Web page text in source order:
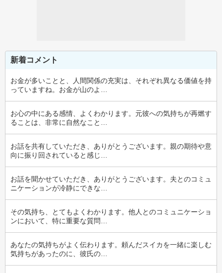
新着コメント
お金が多いことと、人間関係の充実は、それぞれ異なる価値を持
っていますね。お金が山のよ…
お心の中にある感情、よくわかります。元彼への気持ちが再燃す
ることは、非常に自然なこと…
お話を共有していただき、ありがとうございます。親の期待や意
向に振り回されていると感じ…
お話を聞かせていただき、ありがとうございます。夫とのコミュ
ニケーションが冷静にできな…
その気持ち、とてもよくわかります。他人とのコミュニケーショ
ンにおいて、特に重要な質問…
あなたの気持ちがよく伝わります。頼んだスイカを一緒に楽しむ
気持ちがあったのに、彼氏の…